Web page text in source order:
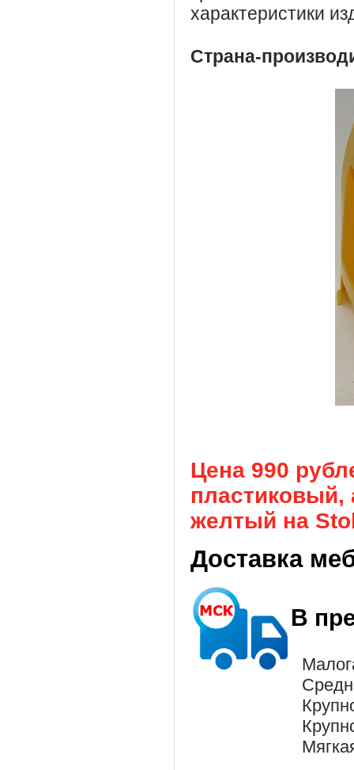
характеристики
Страна-
Цена 990
пластиковый,
желтый на
Доставка
В